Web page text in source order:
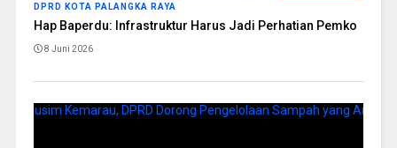
DPRD KOTA PALANGKA RAYA
Hap Baperdu: Infrastruktur Harus Jadi Perhatian Pemko
8 Juni 2026